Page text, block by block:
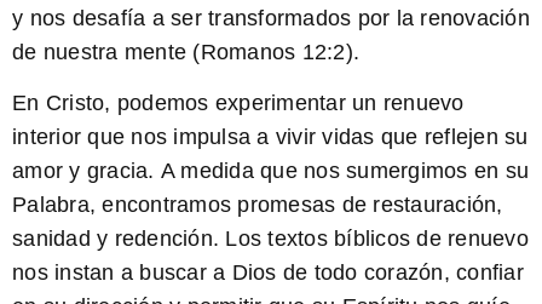
y nos desafía a ser transformados por la renovación
de nuestra mente (Romanos 12:2).
En Cristo, podemos experimentar un renuevo
interior que nos impulsa a vivir vidas que reflejen su
amor y gracia. A medida que nos sumergimos en su
Palabra, encontramos promesas de restauración,
sanidad y redención. Los textos bíblicos de renuevo
nos instan a buscar a Dios de todo corazón, confiar